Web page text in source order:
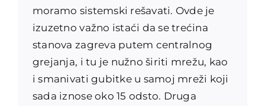
moramo sistemski rešavati. Ovde je
izuzetno važno istaći da se trećina
stanova zagreva putem centralnog
grejanja, i tu je nužno širiti mrežu, kao
i smanivati gubitke u samoj mreži koji
sada iznose oko 15 odsto. Druga